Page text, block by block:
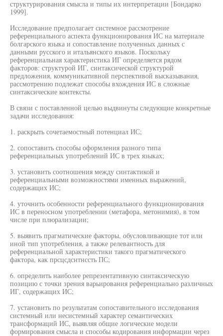
структурирования смысла и типы их интерпретации [Бондарко
1999].
Исследование предполагает системное рассмотрение
референциального аспекта функционирования ИС на материале
болгарского языка и сопоставление полученных данных с
данными русского и итальянского языков. Поскольку
референциальная характеристика ИГ определяется рядом
факторов: структурой ИГ, синтаксической структурой
предложения, коммуникативной перспективой высказывания,
рассмотрению подлежат способы вхождения ИС в сложные
синтаксические контексты.
В связи с поставленной целью выдвинуты следующие конкретные
задачи исследования:
1. раскрыть сочетаемостный потенциал ИС;
2. сопоставить способы оформления разного типа
референциальных употреблений ИС в трех языках;
3. установить соотношения между синтактикой и
референциальными возможностями именных выражений,
содержащих ИС;
4. уточнить особенности референциального функционирования
ИС в переносном употреблении (метафора, метонимия), в том
числе при плюрализации;
5. выявить прагматические факторы, обусловливающие тот или
иной тип употребления, а также релевантность для
референциальной характеристики такого прагматического
фактора, как прсцсдснтнссть ПС;
6. определить наиболее репрезентативную синтаксическую
позицию с точки зрения варьирования референциально различных
ИГ, содержащих ИС;
7. установить по результатам сопоставительного исследования
системный или несистемный характер семантических
трансформаций ИС, выявляя общие логические модели
формирования смысла и способы кодирования информации через